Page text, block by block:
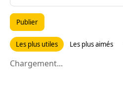
Publier
Les plus utiles Les plus aimés
Chargement...